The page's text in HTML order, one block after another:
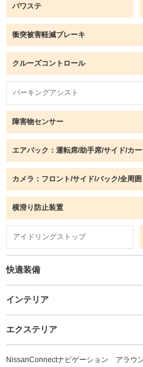
パワステ
衝突被害軽減ブレーキ
クルーズコントロール
パーキングアシスト
障害物センサー
エアバック：運転席/助手席/サイド/カ
カメラ：フロント/サイド/バック/全周囲
横滑り防止装置
アイドリングストップ
快適装備
インテリア
エクステリア
NissanConnectナビゲーション アラウ